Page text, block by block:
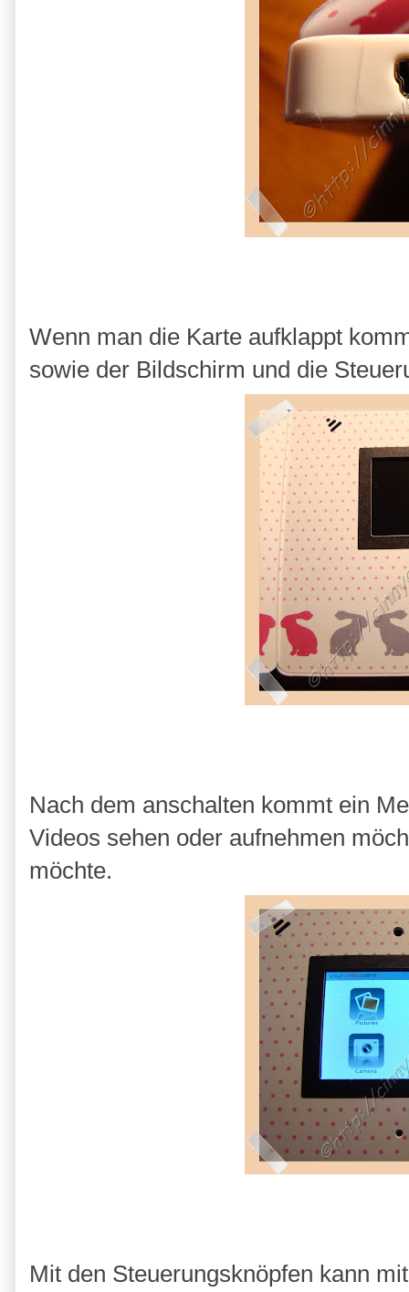
Wenn man die Karte aufklappt
sowie der Bildschirm und die
Nach dem anschalten kommt ein
Videos sehen oder aufnehmen
möchte.
Mit den Steuerungsknöpfen kann